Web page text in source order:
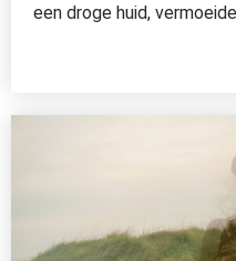
een droge huid,